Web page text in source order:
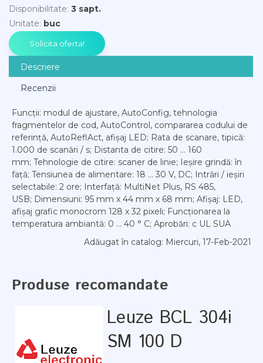
Disponibilitate: 3 sapt.
Unitate: buc
Descriere
Recenzii
Funcții: modul de ajustare, AutoConfig, tehnologia
fragmentelor de cod, AutoControl, compararea codului de
referință, AutoReflAct, afișaj LED; Rata de scanare, tipică:
1.000 de scanări / s; Distanta de citire: 50 ... 160
mm; Tehnologie de citire: scaner de linie; Ieșire grindă: în
față; Tensiunea de alimentare: 18 ... 30 V, DC; Intrări / ieșiri
selectabile: 2 ore; Interfață: MultiNet Plus, RS 485,
USB; Dimensiuni: 95 mm x 44 mm x 68 mm; Afișaj: LED,
afișaj grafic monocrom 128 x 32 pixeli; Funcționarea la
temperatura ambiantă: 0 ... 40 ° C; Aprobări: c UL SUA
Adăugat în catalog: Miercuri, 17-Feb-2021
Produse recomandate
Leuze BCL 304i
SM 100 D